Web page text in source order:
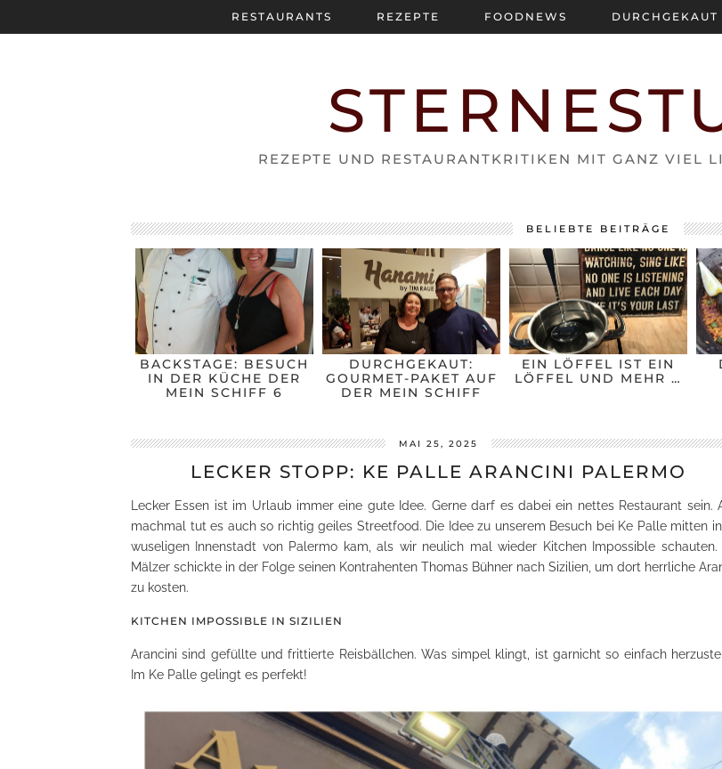
REZEPTE UND RESTAURANTKRITIKEN MIT GANZ VIEL
RESTAURANTS REZEPTE FOODNEWS DURCHGEKAUT
BELIEBTE BEITRÄGE
BACKSTAGE: BESUCH
IN DER KÜCHE DER
MEIN SCHIFF 6
DURCHGEKAUT:
GOURMET-PAKET AUF
DER MEIN SCHIFF
EIN LÖFFEL IST EIN
LÖFFEL UND MEHR …
MAI 25, 2025
LECKER STOPP: KE PALLE ARANCINI PALERMO
Lecker Essen ist im Urlaub immer eine gute Idee. Gerne darf es dabei ein nettes Restaurant sein.
machmal tut es auch so richtig geiles Streetfood. Die Idee zu unserem Besuch bei Ke Palle mitten
wuseligen Innenstadt von Palermo kam, als wir neulich mal wieder Kitchen Impossible schauten.
Mälzer schickte in der Folge seinen Kontrahenten Thomas Bühner nach Sizilien, um dort herrliche
zu kosten.
KITCHEN IMPOSSIBLE IN SIZILIEN
Arancini sind gefüllte und frittierte Reisbällchen. Was simpel klingt, ist garnicht so einfach
Im Ke Palle gelingt es perfekt!